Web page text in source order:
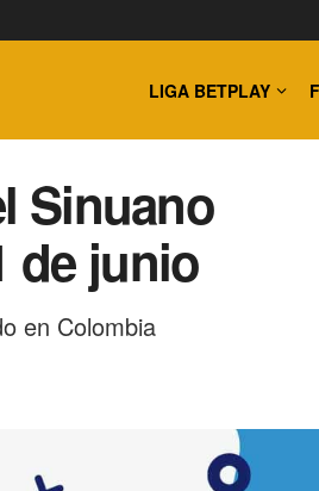
LIGA BETPLAY
Sinuano
de junio
en Colombia